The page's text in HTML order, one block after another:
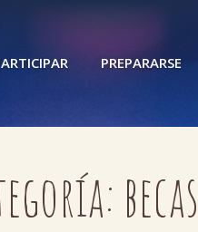
PREPARARSE
becas